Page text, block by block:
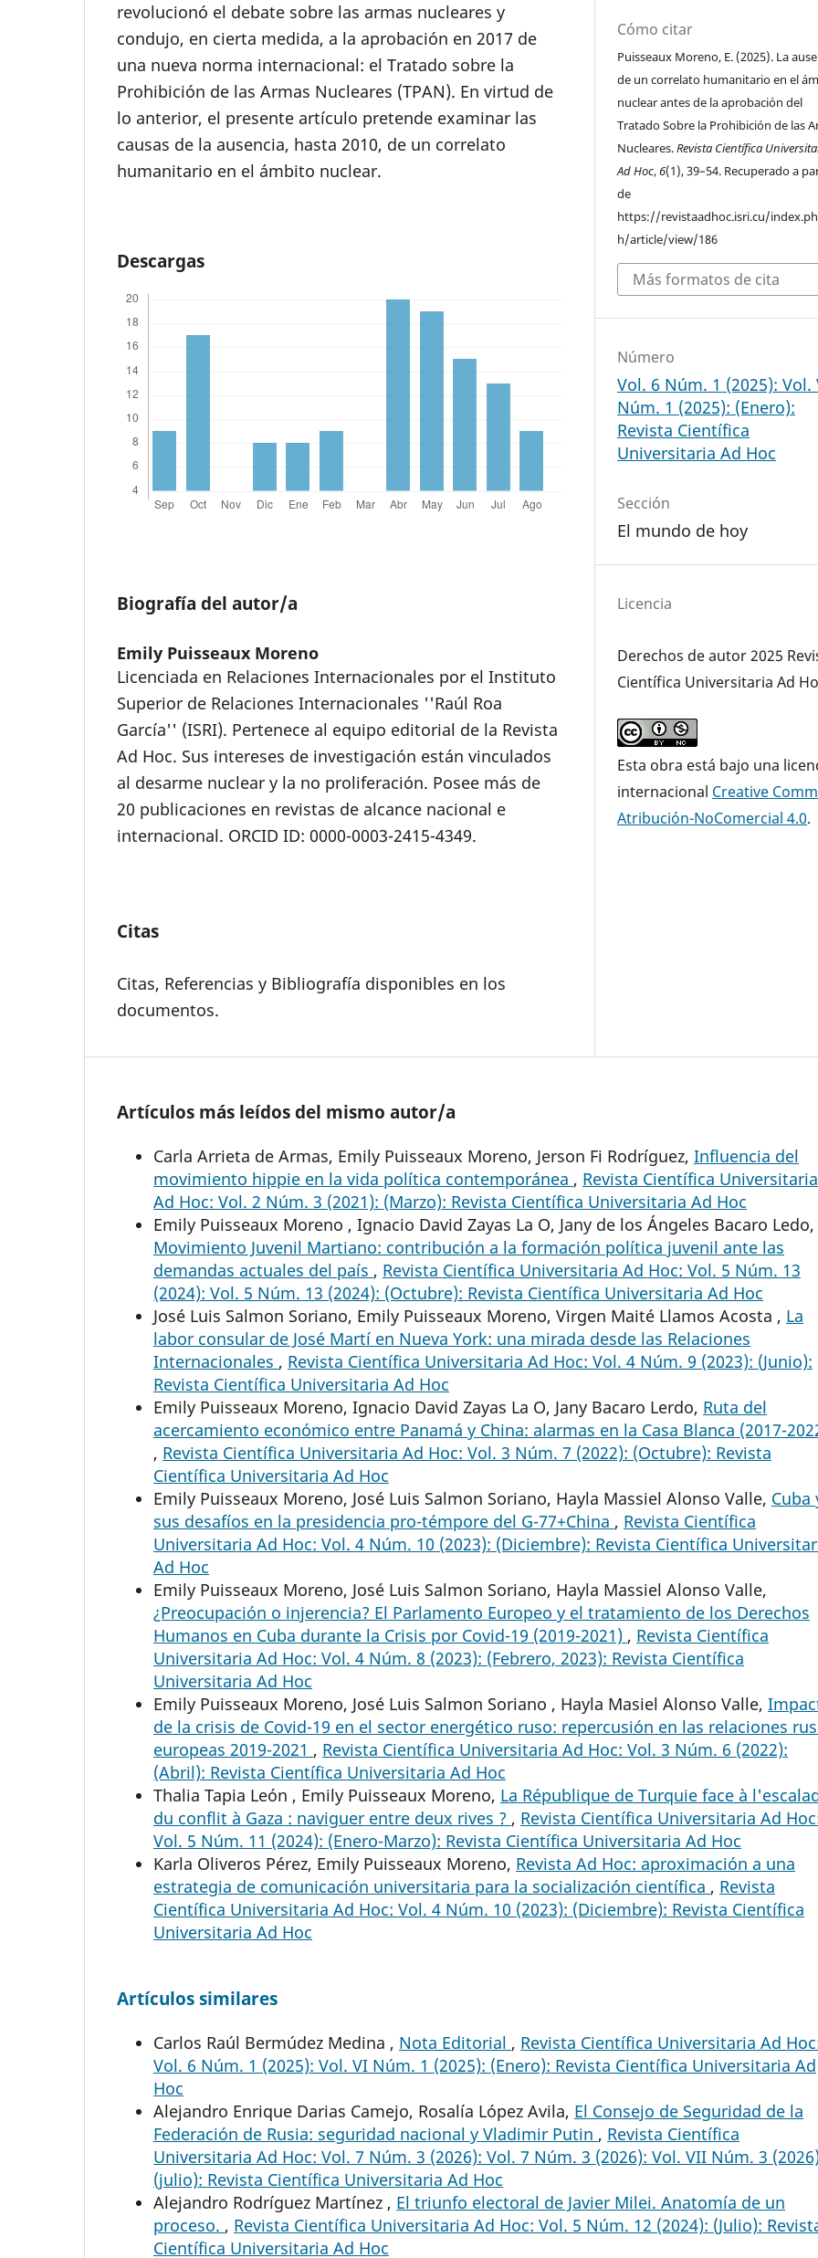
revolucionó el debate sobre las armas nucleares y
condujo, en cierta medida, a la aprobación en 2017 de
una nueva norma internacional: el Tratado sobre la
Prohibición de las Armas Nucleares (TPAN). En virtud de
lo anterior, el presente artículo pretende examinar las
causas de la ausencia, hasta 2010, de un correlato
humanitario en el ámbito nuclear.
Descargas
Biografía del autor/a
Emily Puisseaux Moreno
Licenciada en Relaciones Internacionales por el Instituto
Superior de Relaciones Internacionales ''Raúl Roa
García'' (ISRI). Pertenece al equipo editorial de la Revista
Ad Hoc. Sus intereses de investigación están vinculados
al desarme nuclear y la no proliferación. Posee más de
20 publicaciones en revistas de alcance nacional e
internacional. ORCID ID: 0000-0003-2415-4349.
Citas
Citas, Referencias y Bibliografía disponibles en los
documentos.
Cómo citar
Puisseaux Moreno, E. (2025). La
de un correlato humanitario en el
nuclear antes de la aprobación del
Tratado Sobre la Prohibición de las
Nucleares.Revista Científica
Ad Hoc,6(1), 39–54. Recuperado a
de
https://revistaadhoc.isri.cu/
h/article/view/186
Más formatos de cita
Número
Vol. 6 Núm. 1 (2025): Vol.
Núm. 1 (2025): (Enero):
Revista Científica
Universitaria Ad Hoc
Sección
El mundo de hoy
Licencia
Derechos de autor 2025
Científica Universitaria Ad
Esta obra está bajo una
internacional Creative
Atribución-NoComercial 4.0.
Artículos más leídos del mismo autor/a
Carla Arrieta de Armas, Emily Puisseaux Moreno, Jerson Fi Rodríguez, Influencia del
movimiento hippie en la vida política contemporánea , Revista Científica Universitaria
Ad Hoc: Vol. 2 Núm. 3 (2021): (Marzo): Revista Científica Universitaria Ad Hoc
Emily Puisseaux Moreno , Ignacio David Zayas La O, Jany de los Ángeles Bacaro Ledo,
Movimiento Juvenil Martiano: contribución a la formación política juvenil ante las
demandas actuales del país , Revista Científica Universitaria Ad Hoc: Vol. 5 Núm. 13
(2024): Vol. 5 Núm. 13 (2024): (Octubre): Revista Científica Universitaria Ad Hoc
José Luis Salmon Soriano, Emily Puisseaux Moreno, Virgen Maité Llamos Acosta , La
labor consular de José Martí en Nueva York: una mirada desde las Relaciones
Internacionales , Revista Científica Universitaria Ad Hoc: Vol. 4 Núm. 9 (2023): (Junio):
Revista Científica Universitaria Ad Hoc
Emily Puisseaux Moreno, Ignacio David Zayas La O, Jany Bacaro Lerdo, Ruta del
acercamiento económico entre Panamá y China: alarmas en la Casa Blanca (2017-
, Revista Científica Universitaria Ad Hoc: Vol. 3 Núm. 7 (2022): (Octubre): Revista
Científica Universitaria Ad Hoc
Emily Puisseaux Moreno, José Luis Salmon Soriano, Hayla Massiel Alonso Valle, Cuba
sus desafíos en la presidencia pro-témpore del G-77+China , Revista Científica
Universitaria Ad Hoc: Vol. 4 Núm. 10 (2023): (Diciembre): Revista Científica
Ad Hoc
Emily Puisseaux Moreno, José Luis Salmon Soriano, Hayla Massiel Alonso Valle,
¿Preocupación o injerencia? El Parlamento Europeo y el tratamiento de los Derechos
Humanos en Cuba durante la Crisis por Covid-19 (2019-2021) , Revista Científica
Universitaria Ad Hoc: Vol. 4 Núm. 8 (2023): (Febrero, 2023): Revista Científica
Universitaria Ad Hoc
Emily Puisseaux Moreno, José Luis Salmon Soriano , Hayla Masiel Alonso Valle,
de la crisis de Covid-19 en el sector energético ruso: repercusión en las relaciones
europeas 2019-2021 , Revista Científica Universitaria Ad Hoc: Vol. 3 Núm. 6 (2022):
(Abril): Revista Científica Universitaria Ad Hoc
Thalia Tapia León , Emily Puisseaux Moreno, La République de Turquie face à
du conflit à Gaza : naviguer entre deux rives ? , Revista Científica Universitaria Ad
Vol. 5 Núm. 11 (2024): (Enero-Marzo): Revista Científica Universitaria Ad Hoc
Karla Oliveros Pérez, Emily Puisseaux Moreno, Revista Ad Hoc: aproximación a una
estrategia de comunicación universitaria para la socialización científica , Revista
Científica Universitaria Ad Hoc: Vol. 4 Núm. 10 (2023): (Diciembre): Revista Científica
Universitaria Ad Hoc
Artículos similares
Carlos Raúl Bermúdez Medina , Nota Editorial , Revista Científica Universitaria Ad
Vol. 6 Núm. 1 (2025): Vol. VI Núm. 1 (2025): (Enero): Revista Científica Universitaria Ad
Hoc
Alejandro Enrique Darias Camejo, Rosalía López Avila, El Consejo de Seguridad de la
Federación de Rusia: seguridad nacional y Vladimir Putin , Revista Científica
Universitaria Ad Hoc: Vol. 7 Núm. 3 (2026): Vol. 7 Núm. 3 (2026): Vol. VII Núm. 3
(julio): Revista Científica Universitaria Ad Hoc
Alejandro Rodríguez Martínez , El triunfo electoral de Javier Milei. Anatomía de un
proceso. , Revista Científica Universitaria Ad Hoc: Vol. 5 Núm. 12 (2024): (Julio):
Científica Universitaria Ad Hoc